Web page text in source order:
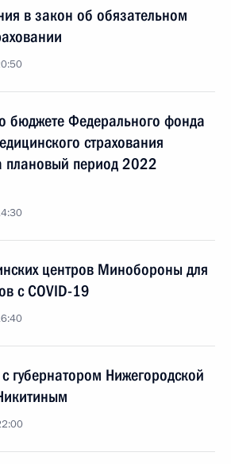
в закон об обязательном
бюджете Федерального фонда
страхования
плановый период 2022
центров Минобороны для
с COVID-19
губернатором Нижегородской